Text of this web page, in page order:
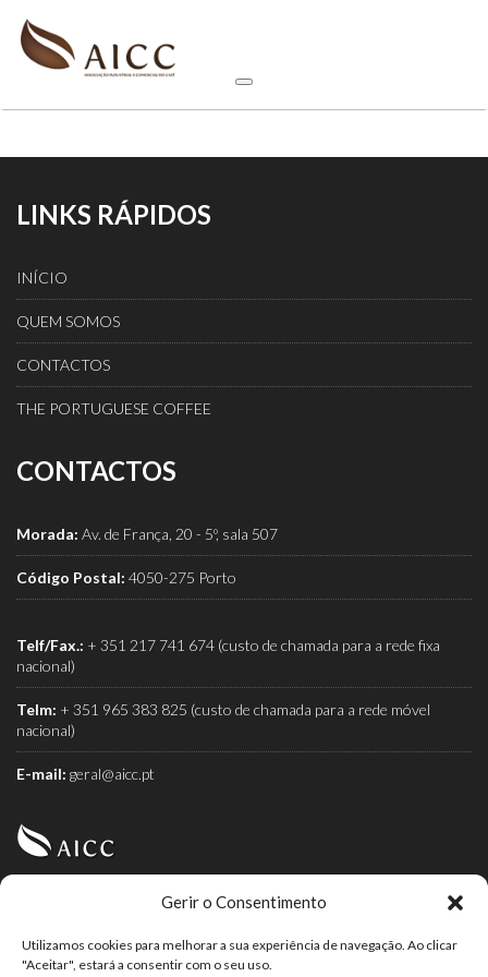
Gerir o Consentimento
Utilizamos cookies para melhorar a sua experiência de navegação. Ao clicar
"Aceitar", estará a consentir com o seu uso.
LINKS RÁPIDOS
INÍCIO
QUEM SOMOS
CONTACTOS
THE PORTUGUESE COFFEE
CONTACTOS
Morada: Av. de França, 20 - 5º, sala 507
Código Postal: 4050-275 Porto
Telf/Fax.: + 351 217 741 674 (custo de chamada para a rede fixa
nacional)
Telm: + 351 965 383 825 (custo de chamada para a rede móvel
nacional)
E-mail: geral@aicc.pt
AICC (Associação Industrial e Comercial do Café) é a
associação dos torrefactores de café.